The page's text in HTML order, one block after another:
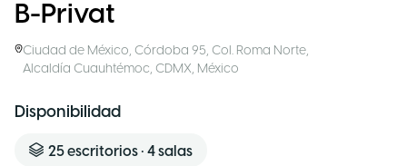
B-Privat
Ciudad de México, Córdoba 95, Col. Roma Norte,
Alcaldía Cuauhtémoc, CDMX, México
Disponibilidad
25escritorios • 4salas